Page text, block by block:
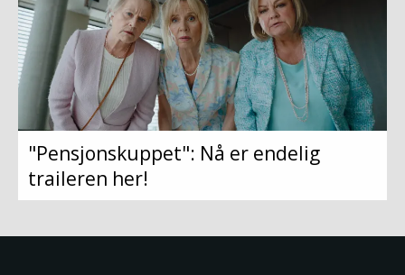
"Pensjonskuppet": Nå er endelig
traileren her!